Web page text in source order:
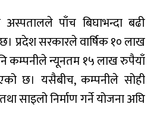
पाँच बिघाभन्दा बढी
प्रदेश सरकारले वार्षिक १० लाख
कम्पनीले न्यूनतम १५ लाख रुपैयाँ
छ। यसैबीच, कम्पनीले सोही
साइलो निर्माण गर्ने योजना अघि